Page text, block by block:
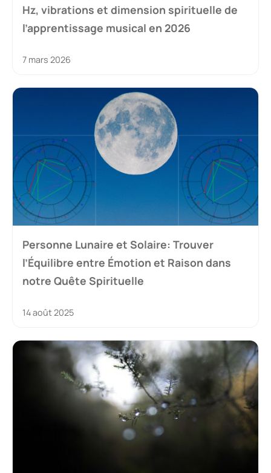
Hz, vibrations et dimension spirituelle de
l’apprentissage musical en 2026
7 mars 2026
Personne Lunaire et Solaire: Trouver
l’Équilibre entre Émotion et Raison dans
notre Quête Spirituelle
14 août 2025